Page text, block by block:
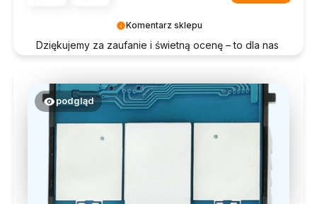
Komentarz sklepu
Dziękujemy za zaufanie i świetną ocenę – to dla nas
podgląd